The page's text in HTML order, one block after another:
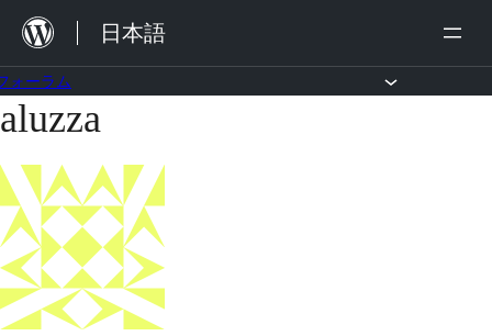
を
ス
ッ
プ
日本語
ォーラム
コ
テ
ン
ツ
へ
ス
aluzza